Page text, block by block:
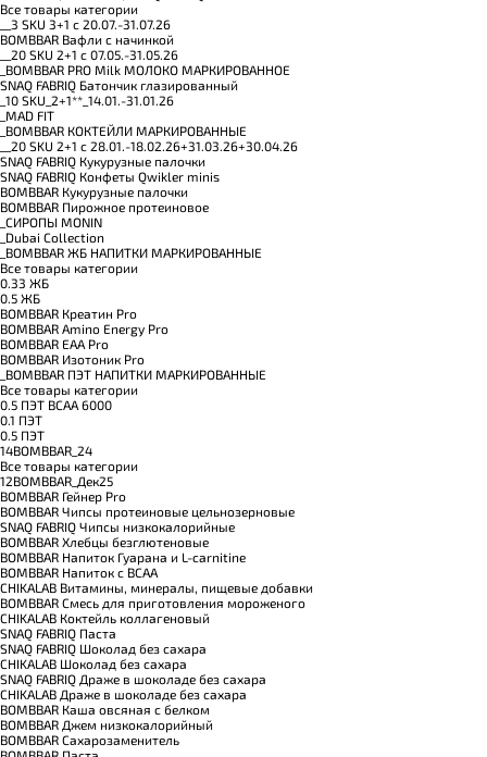
Все товары категории
__3 SKU 3+1 с 20.07.-31.07.26
BOMBBAR Вафли с начинкой
__20 SKU 2+1 с 07.05.-31.05.26
_BOMBBAR PRO Milk МОЛОКО МАРКИРОВАННОЕ
SNAQ FABRIQ Батончик глазированный
_10 SKU_2+1**_14.01.-31.01.26
_MAD FIT
_BOMBBAR КОКТЕЙЛИ МАРКИРОВАННЫЕ
__20 SKU 2+1 с 28.01.-18.02.26+31.03.26+30.04.26
SNAQ FABRIQ Кукурузные палочки
SNAQ FABRIQ Конфеты Qwikler minis
BOMBBAR Кукурузные палочки
BOMBBAR Пирожное протеиновое
_CИРОПЫ MONIN
_Dubai Collection
_BOMBBAR ЖБ НАПИТКИ МАРКИРОВАННЫЕ
Все товары категории
0.33 ЖБ
0.5 ЖБ
BOMBBAR Креатин Pro
BOMBBAR Amino Energy Pro
BOMBBAR EAA Pro
BOMBBAR Изотоник Pro
_BOMBBAR ПЭТ НАПИТКИ МАРКИРОВАННЫЕ
Все товары категории
0.5 ПЭТ ВСАА 6000
0.1 ПЭТ
0.5 ПЭТ
14BOMBBAR_24
Все товары категории
12BOMBBAR_Дек25
BOMBBAR Гейнер Pro
BOMBBAR Чипсы протеиновые цельнозерновые
SNAQ FABRIQ Чипсы низкокалорийные
BOMBBAR Хлебцы безглютеновые
BOMBBAR Напиток Гуарана и L-carnitine
BOMBBAR Напиток с BCAA
CHIKALAB Витамины, минералы, пищевые добавки
BOMBBAR Смесь для приготовления мороженого
CHIKALAB Коктейль коллагеновый
SNAQ FABRIQ Паста
SNAQ FABRIQ Шоколад без сахара
CHIKALAB Шоколад без сахара
SNAQ FABRIQ Драже в шоколаде без сахара
CHIKALAB Драже в шоколаде без сахара
BOMBBAR Каша овсяная с белком
BOMBBAR Джем низкокалорийный
BOMBBAR Сахарозаменитель